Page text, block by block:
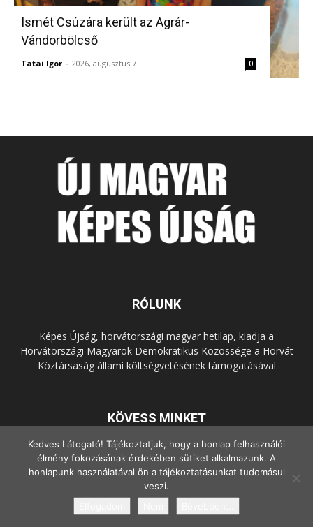
Ismét Csúzára került az Agrár-
Vándorbölcső
Tatai Igor - 2026, augusztus 7. 0
RÓLUNK
Képes Újság, horvátországi magyar hetilap, kiadja a
Horvátországi Magyarok Demokratikus Közössége a Horvát
Köztársaság állami költségvetésének támogatásával
KÖVESS MINKET
© Copyright - 2022 Minden jog fenntartva.
Kedves Látogató! Tájékoztatjuk, hogy a honlap felhasználói
élmény fokozásának érdekében sütiket alkalmazunk. A
honlapunk használatával ön a tájékoztatásunkat tudomásul
veszi.